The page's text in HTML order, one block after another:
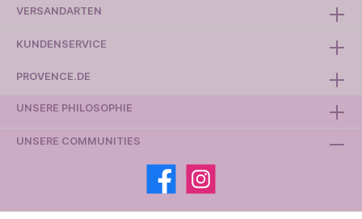
KUNDENSERVICE
PROVENCE.DE
VERSANDARTEN
UNSERE PHILOSOPHIE
UNSERE COMMUNITIES